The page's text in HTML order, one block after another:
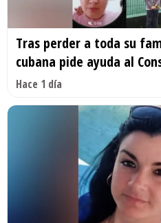
Tras perder a toda su
cubana pide ayuda al
Hace 1 día